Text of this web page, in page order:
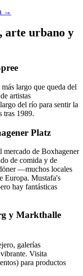
→
arte urbano y
largo que queda del
artistas
del río para sentir la
tras 1989.
Platz
mercado de Boxhagener
de comida y de
—muchos locales
Europa. Mustafa's
hay fantásticas
y Markthalle
galerías
Visita
para productos